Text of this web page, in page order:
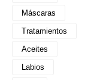
Máscaras
Tratamientos
Aceites
Labios